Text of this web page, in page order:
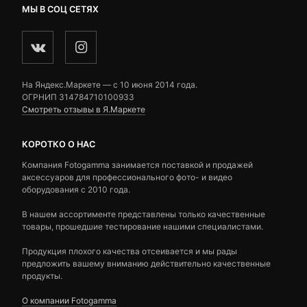
МЫ В СОЦ СЕТЯХ
На Яндекс.Маркете — c 10 июня 2014 года.
ОГРНИП 314784710100933
Смотреть отзывы в Я.Маркете
КОРОТКО О НАС
Компания Fotogamma занимается поставкой и продажей
аксессуаров для профессионального фото- и видео
оборудования с 2010 года.
В нашем ассортименте представлены только качественные
товары, прошедшие тестирование нашими специалистами.
Продукция плохого качества отсеивается и мы рады
предложить вашему вниманию действительно качественные
продукты.
О компании Fotogamma